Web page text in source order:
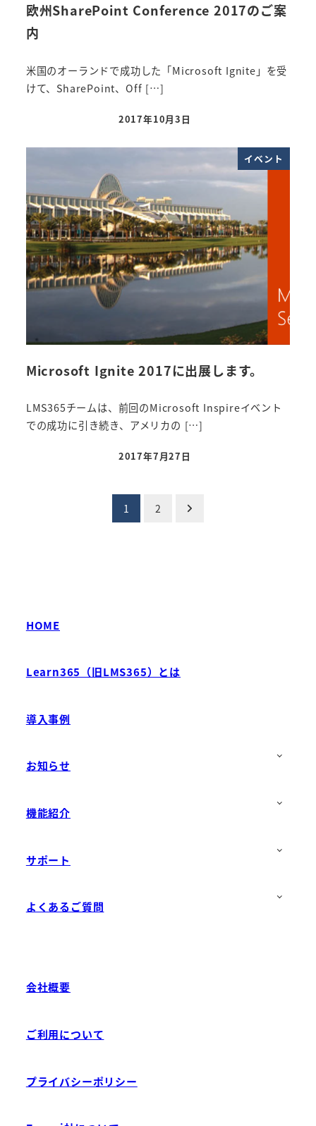
欧州SharePoint Conference 2017のご案
内
米国のオーランドで成功した「Microsoft Ignite」を受
けて、SharePoint、Off […]
投稿日
2017年10月3日
イベント
Microsoft Ignite 2017に出展します。
LMS365チームは、前回のMicrosoft Inspireイベント
での成功に引き続き、アメリカの […]
投稿日
2017年7月27日
ー
送
り
1 2
HOME
Learn365（旧LMS365）とは
導入事例
お知らせ
機能紹介
サポート
よくあるご質問
会社概要
ご利用について
プライバシーポリシー